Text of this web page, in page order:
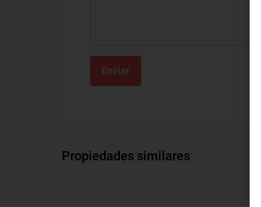
Enviar
Propiedades similares